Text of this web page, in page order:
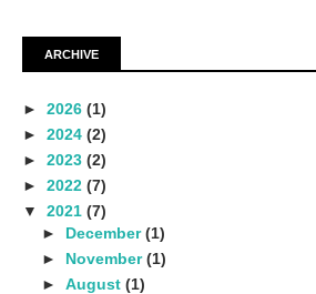
ARCHIVE
► 2026 (1)
► 2024 (2)
► 2023 (2)
► 2022 (7)
▼ 2021 (7)
► December(1)
► November(1)
► August (1)